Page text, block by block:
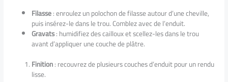
Filasse: enroulez un polochon de filasse autour d’une cheville,
puis insérez-le dans le trou. Comblez avec de l’enduit.
Gravats: humidifiez des cailloux et scellez-les dans le trou
avant d’appliquer une couche de plâtre.
Finition: recouvrez de plusieurs couches d’enduit pour un rendu
lisse.